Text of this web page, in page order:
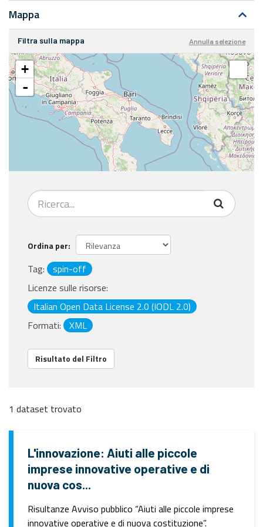
Mappa
Filtra sulla mappa Annulla selezione
+
-
Ordina per
Tag:
spin-off
Licenze sulle risorse:
Italian Open Data License 2.0 (IODL 2.0)
Formati:
XML
Risultato del Filtro
1 dataset trovato
L'innovazione: Aiuti alle piccole
imprese innovative operative e di
nuova cos...
Risultanze Avviso pubblico “Aiuti alle piccole imprese
innovative operative e di nuova costituzione”.